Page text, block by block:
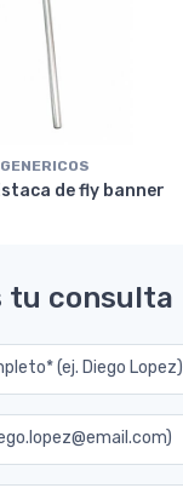
GENERICOS
de fly banner
tu consulta
(ej. Diego Lopez)